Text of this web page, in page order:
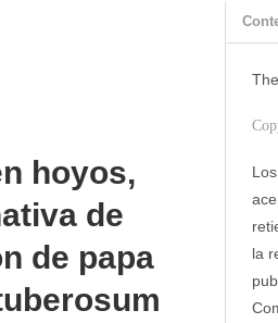
hoyos,
de
de papa
la